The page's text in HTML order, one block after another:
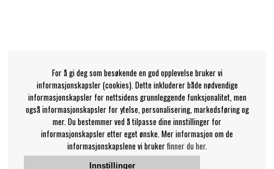
For å gi deg som besøkende en god opplevelse bruker vi
informasjonskapsler (cookies). Dette inkluderer både nødvendige
informasjonskapsler for nettsidens grunnleggende funksjonalitet, men
også informasjonskapsler for ytelse, personalisering, markedsføring og
mer. Du bestemmer ved å tilpasse dine innstillinger for
informasjonskapsler etter eget ønske. Mer informasjon om de
informasjonskapslene vi brukerfinner du her.
Innstillinger